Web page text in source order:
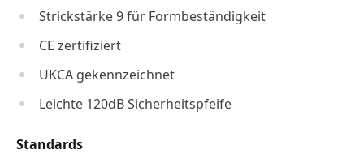
Strickstärke 9 für Formbeständigkeit
CE zertifiziert
UKCA gekennzeichnet
Leichte 120dB Sicherheitspfeife
Standards